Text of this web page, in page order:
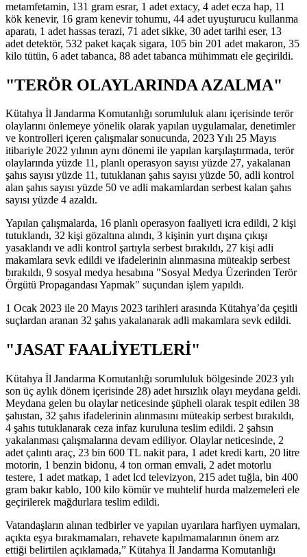
metamfetamin, 131 gram esrar, 1 adet extacy, 4 adet ecza hap, 11
kök kenevir, 16 gram kenevir tohumu, 44 adet uyuşturucu kullanma
aparatı, 1 adet hassas terazi, 71 adet sikke, 30 adet tarihi eser, 13
adet detektör, 532 paket kaçak sigara, 105 bin 201 adet makaron, 35
kilo tütün, 6 adet tabanca, 88 adet tabanca mühimmatı ele geçirildi.
"TERÖR OLAYLARINDA AZALMA"
Kütahya İl Jandarma Komutanlığı sorumluluk alanı içerisinde terör
olaylarını önlemeye yönelik olarak yapılan uygulamalar, denetimler
ve kontrolleri içeren çalışmalar sonucunda, 2023 Yılı 25 Mayıs
itibariyle 2022 yılının aynı dönemi ile yapılan karşılaştırmada, terör
olaylarında yüzde 11, planlı operasyon sayısı yüzde 27, yakalanan
şahıs sayısı yüzde 11, tutuklanan şahıs sayısı yüzde 50, adli kontrol
alan şahıs sayısı yüzde 50 ve adli makamlardan serbest kalan şahıs
sayısı yüzde 4 azaldı.
Yapılan çalışmalarda, 16 planlı operasyon faaliyeti icra edildi, 2 kişi
tutuklandı, 32 kişi gözaltına alındı, 3 kişinin yurt dışına çıkışı
yasaklandı ve adli kontrol şartıyla serbest bırakıldı, 27 kişi adli
makamlara sevk edildi ve ifadelerinin alınmasına müteakip serbest
bırakıldı, 9 sosyal medya hesabına "Sosyal Medya Üzerinden Terör
Örgütü Propagandası Yapmak" suçundan işlem yapıldı.
1 Ocak 2023 ile 20 Mayıs 2023 tarihleri arasında Kütahya’da çeşitli
suçlardan aranan 32 şahıs yakalanarak adli makamlara sevk edildi.
"JASAT FAALİYETLERİ"
Kütahya İl Jandarma Komutanlığı sorumluluk bölgesinde 2023 yılı
son üç aylık dönem içerisinde 28) adet hırsızlık olayı meydana geldi.
Meydana gelen bu olaylar neticesinde şüpheli olarak tespit edilen 38
şahıstan, 32 şahıs ifadelerinin alınmasını müteakip serbest bırakıldı,
4 şahıs tutuklanarak ceza infaz kuruluna teslim edildi. 2 şahsın
yakalanması çalışmalarına devam ediliyor. Olaylar neticesinde, 2
adet çalıntı araç, 23 bin 600 TL nakit para, 1 adet kredi kartı, 20 litre
motorin, 1 benzin bidonu, 4 ton orman emvali, 2 adet motorlu
testere, 1 adet matkap, 1 adet lcd televizyon, 215 adet tuğla, bin 400
gram bakır kablo, 100 kilo kömür ve muhtelif hurda malzemeleri ele
geçirilerek mağdurlara teslim edildi.
Vatandaşların alınan tedbirler ve yapılan uyarılara harfiyen uymaları,
açıkta eşya bırakmamaları, rehavete kapılmamalarının önem arz
ettiği belirtilen açıklamada,” Kütahya İl Jandarma Komutanlığı